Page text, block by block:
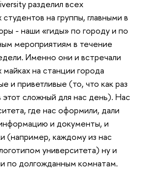
разделил всех
на группы, главными в
- наши «гиды» по городу и по
мероприятиям в течение
Именно они и встречали
майках на станции города
и приветливые (то, что как раз
сложный для нас день). Нас
где нас оформили, дали
и документы, и
(например, каждому из нас
университета) ну и
по долгожданным комнатам.